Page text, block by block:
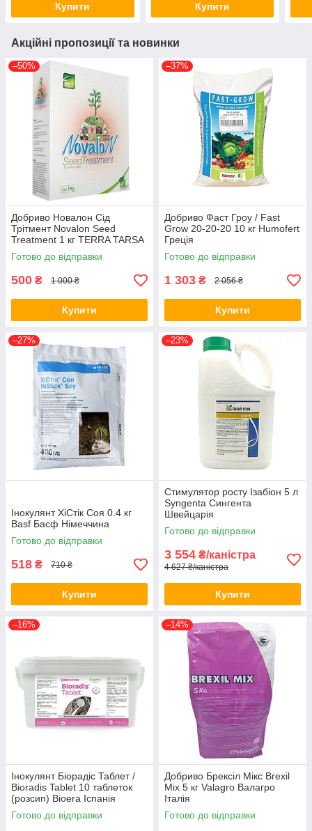
Купити Купити
Акційні пропозиції та новинки
–50%
Добриво Новалон Сід
Трітмент Novalon Seed
Treatment 1 кг TERRA TARSA
Туреччина
Готово до відправки
500 ₴ 1 000 ₴
Купити
–37%
Добриво Фаст Гроу / Fast
Grow 20-20-20 10 кг Humofert
Греція
Готово до відправки
1 303 ₴ 2 056 ₴
Купити
–27%
Інокулянт ХіСтік Соя 0.4 кг
Basf Басф Німеччина
Готово до відправки
518 ₴ 710 ₴
Купити
–23%
Стимулятор росту Ізабіон 5 л
Syngenta Сингента
Швейцарія
Готово до відправки
3 554 ₴/каністра
4 627 ₴/каністра
Купити
–16%
Інокулянт Біорадіс Таблет /
Bioradis Tablet 10 таблеток
(розсип) Bioera Іспанія
Готово до відправки
–14%
Добриво Брексіл Мікс Brexil
Mix 5 кг Valagro Валагро
Італія
Готово до відправки